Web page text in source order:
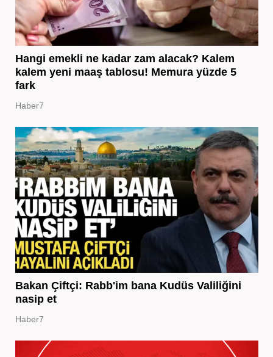
Hangi emekli ne kadar zam alacak? Kalem
kalem yeni maaş tablosu! Memura yüzde 5
fark
Haber7
Bakan Çiftçi: Rabb'im bana Kudüs Valiliğini
nasip et
Haber7